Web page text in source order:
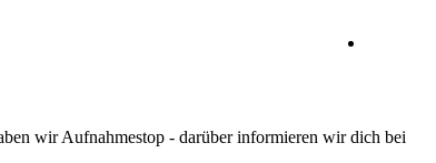
wir Aufnahmestop - darüber informieren wir dich bei